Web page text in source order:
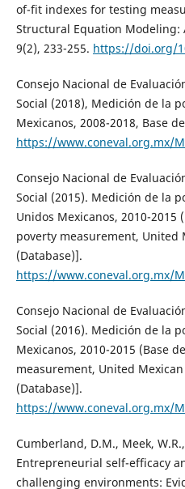
of-fit indexes for testing
Structural Equation
9(2), 233-255. https://doi.org/
Consejo Nacional de
Social (2018), Medición de la
Mexicanos, 2008-2018, Base
https://www.coneval.org.mx/
Consejo Nacional de
Social (2015). Medición de la
Unidos Mexicanos, 2010-2015
poverty measurement, United
(Database)].
https://www.coneval.org.mx/
Consejo Nacional de
Social (2016). Medición de la
Mexicanos, 2010-2015 (Base
measurement, United Mexican
(Database)].
https://www.coneval.org.mx/
Cumberland, D.M., Meek,
Entrepreneurial self-efficacy
challenging environments: